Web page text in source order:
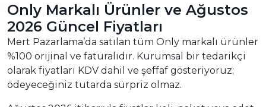
Only Markalı Ürünler ve Ağustos
2026 Güncel Fiyatları
Mert Pazarlama’da satılan tüm Only markalı ürünler
%100 orijinal ve faturalıdır. Kurumsal bir tedarikçi
olarak fiyatları KDV dahil ve şeffaf gösteriyoruz;
ödeyeceğiniz tutarda sürpriz olmaz.